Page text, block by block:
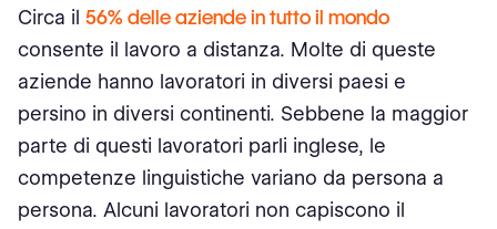
Circa il 56% delle aziende in tutto il mondo
consente il lavoro a distanza. Molte di queste
aziende hanno lavoratori in diversi paesi e
persino in diversi continenti. Sebbene la maggior
parte di questi lavoratori parli inglese, le
competenze linguistiche variano da persona a
persona. Alcuni lavoratori non capiscono il